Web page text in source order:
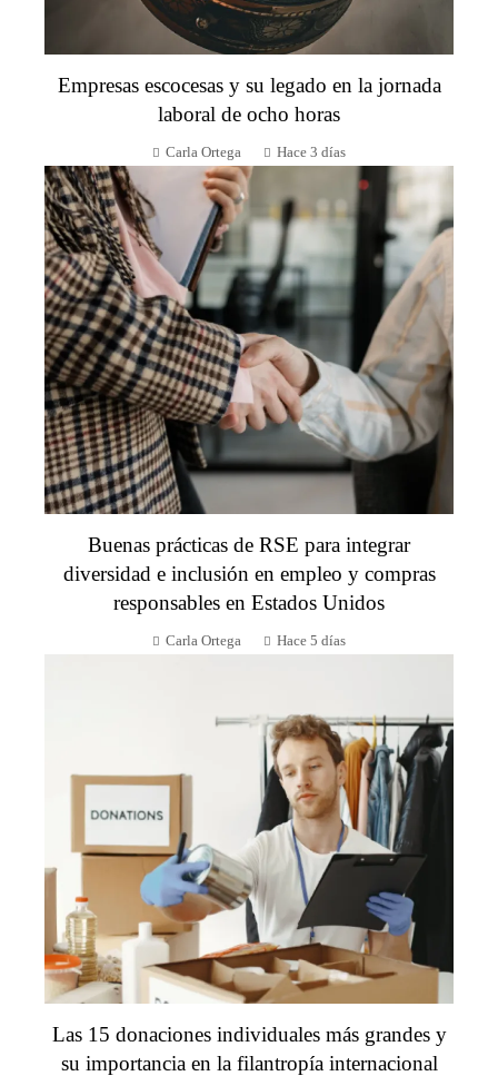
Empresas escocesas y su legado en la jornada
laboral de ocho horas
Carla Ortega Hace 3 días
Buenas prácticas de RSE para integrar
diversidad e inclusión en empleo y compras
responsables en Estados Unidos
Carla Ortega Hace 5 días
Las 15 donaciones individuales más grandes y
su importancia en la filantropía internacional